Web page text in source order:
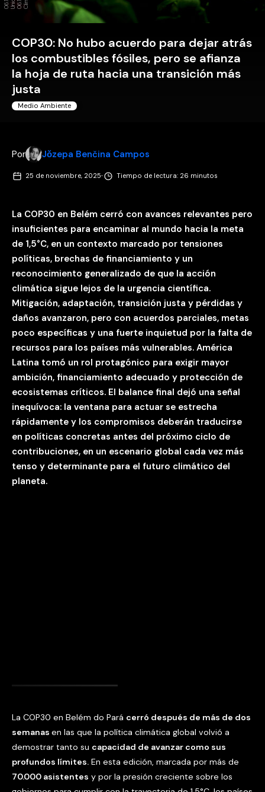
COP30: No hubo acuerdo para dejar atrás
los combustibles fósiles, pero se afianza
la hoja de ruta hacia una transición más
justa
Medio Ambiente
Por Jǒzepa Benčina Campos
25 de noviembre, 2025· Tiempo de lectura: 26 minutos
La COP30 en Belém cerró con avances relevantes pero
insuficientes para encaminar al mundo hacia la meta
de 1,5°C, en un contexto marcado por tensiones
políticas, brechas de financiamiento y un
reconocimiento generalizado de que la acción
climática sigue lejos de la urgencia científica.
Mitigación, adaptación, transición justa y pérdidas y
daños avanzaron, pero con acuerdos parciales, metas
poco específicas y una fuerte inquietud por la falta de
recursos para los países más vulnerables. América
Latina tomó un rol protagónico para exigir mayor
ambición, financiamiento adecuado y protección de
ecosistemas críticos. El balance final dejó una señal
inequívoca: la ventana para actuar se estrecha
rápidamente y los compromisos deberán traducirse
en políticas concretas antes del próximo ciclo de
contribuciones, en un escenario global cada vez más
tenso y determinante para el futuro climático del
planeta.
La COP30 en Belém do Pará cerró después de más de dos
semanas en las que la política climática global volvió a
demostrar tanto su capacidad de avanzar como sus
profundos límites. En esta edición, marcada por más de
70.000 asistentes y por la presión creciente sobre los